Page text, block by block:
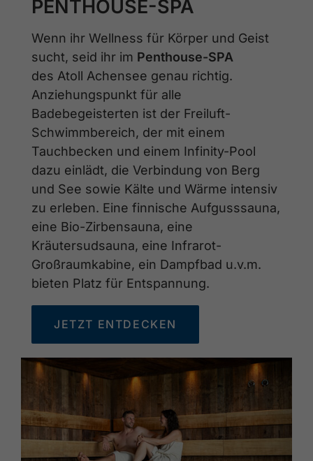
PENTHOUSE-SPA
Wenn ihr Wellness für Körper und Geist
sucht, seid ihr im Penthouse-SPA
des Atoll Achensee genau richtig.
Anziehungspunkt für alle
Badebegeisterten ist der Freiluft-
Schwimmbereich, der mit einem
Tauchbecken und einem Infinity-Pool
dazu einlädt, die Verbindung von Berg
und See sowie Kälte und Wärme intensiv
zu erleben. Eine finnische Aufgusssauna,
eine Bio-Zirbensauna, eine
Kräutersudsauna, eine Infrarot-
Großraumkabine, ein Dampfbad u.v.m.
bieten Platz für Entspannung.
JETZT ENTDECKEN